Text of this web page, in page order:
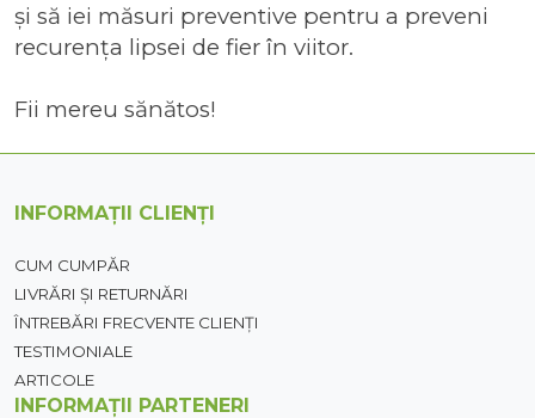
și să iei măsuri preventive pentru a preveni
recurența lipsei de fier în viitor.
Fii mereu sănătos!
INFORMAȚII CLIENȚI
CUM CUMPĂR
LIVRĂRI ȘI RETURNĂRI
ÎNTREBĂRI FRECVENTE CLIENȚI
TESTIMONIALE
ARTICOLE
INFORMAȚII PARTENERI